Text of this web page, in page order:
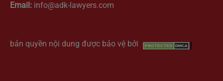
Email: info@adk-lawyers.com
bản quyền nội dung được bảo vệ bởi